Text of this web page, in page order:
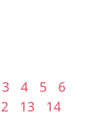
3 4 5
6
13
14